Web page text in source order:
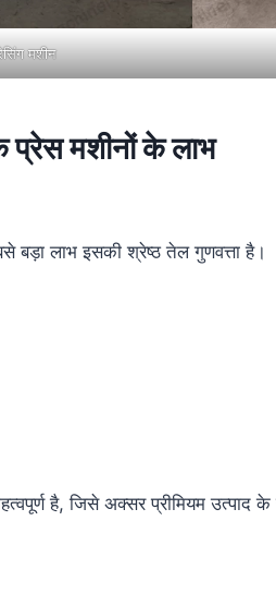
मशीन
प्रेस मशीनों के लाभ
बड़ा लाभ इसकी श्रेष्ठ तेल गुणवत्ता है।
है, जिसे अक्सर प्रीमियम उत्पाद